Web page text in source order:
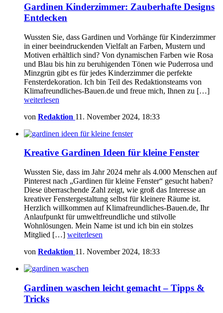
Gardinen Kinderzimmer: Zauberhafte Designs
Entdecken
Wussten Sie, dass Gardinen und Vorhänge für Kinderzimmer
in einer beeindruckenden Vielfalt an Farben, Mustern und
Motiven erhältlich sind? Von dynamischen Farben wie Rosa
und Blau bis hin zu beruhigenden Tönen wie Puderrosa und
Minzgrün gibt es für jedes Kinderzimmer die perfekte
Fensterdekoration. Ich bin Teil des Redaktionsteams von
Klimafreundliches-Bauen.de und freue mich, Ihnen zu […]
weiterlesen
von Redaktion 11. November 2024, 18:33
Kreative Gardinen Ideen für kleine Fenster
Wussten Sie, dass im Jahr 2024 mehr als 4.000 Menschen auf
Pinterest nach „Gardinen für kleine Fenster“ gesucht haben?
Diese überraschende Zahl zeigt, wie groß das Interesse an
kreativer Fenstergestaltung selbst für kleinere Räume ist.
Herzlich willkommen auf Klimafreundliches-Bauen.de, Ihr
Anlaufpunkt für umweltfreundliche und stilvolle
Wohnlösungen. Mein Name ist und ich bin ein stolzes
Mitglied […] weiterlesen
von Redaktion 11. November 2024, 18:33
Gardinen waschen leicht gemacht – Tipps &
Tricks